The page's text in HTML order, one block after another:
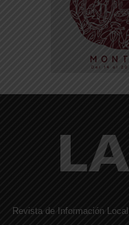
Revista de Información